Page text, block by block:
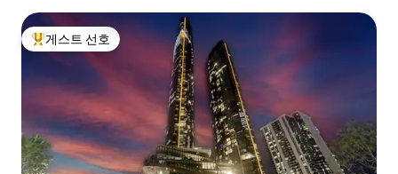
상위 게스트 선호
게스트 선호